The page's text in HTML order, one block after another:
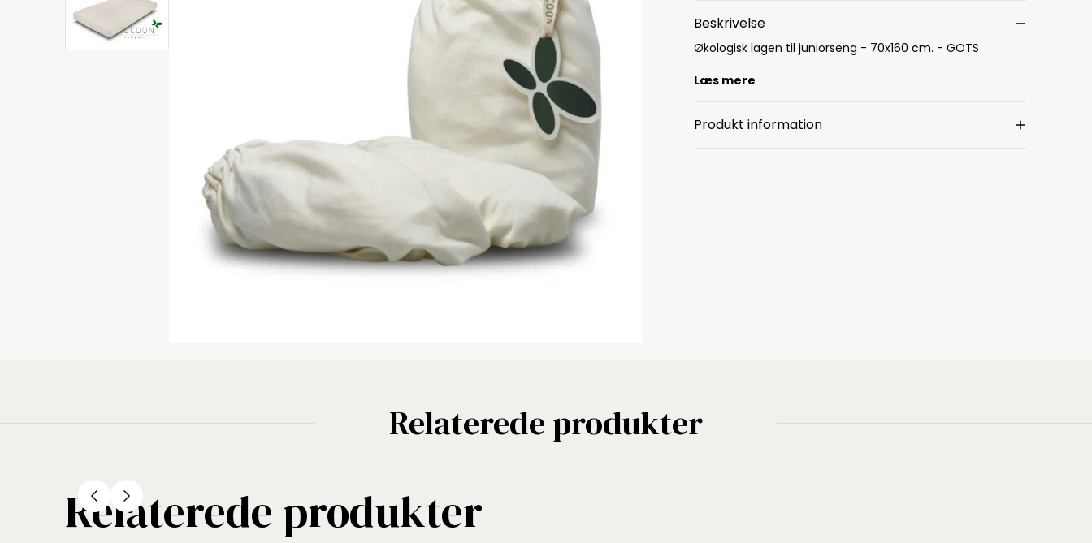
Beskrivelse
Økologisk lagen til juniorseng - 70x160 cm. - GOTS
Læs mere
Produkt information
Relaterede produkter
Relaterede produkter